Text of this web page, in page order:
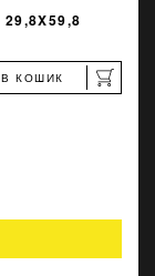
В КОШИК